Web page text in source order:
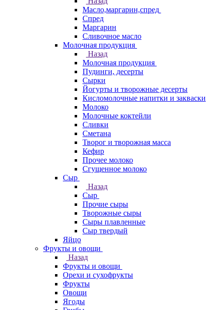
Масло,маргарин,спред
Спред
Маргарин
Сливочное масло
Молочная продукция
Назад
Молочная продукция
Пудинги, десерты
Сырки
Йогурты и творожные десерты
Кисломолочные напитки и закваски
Молоко
Молочные коктейли
Сливки
Сметана
Творог и творожная масса
Кефир
Прочее молоко
Сгущенное молоко
Сыр
Назад
Сыр
Прочие сыры
Творожные сыры
Сыры плавленные
Сыр твердый
Яйцо
Фрукты и овощи
Назад
Фрукты и овощи
Орехи и сухофрукты
Фрукты
Овощи
Ягоды